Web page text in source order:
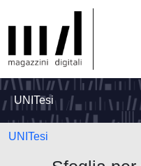
UNITesi
UNITesi